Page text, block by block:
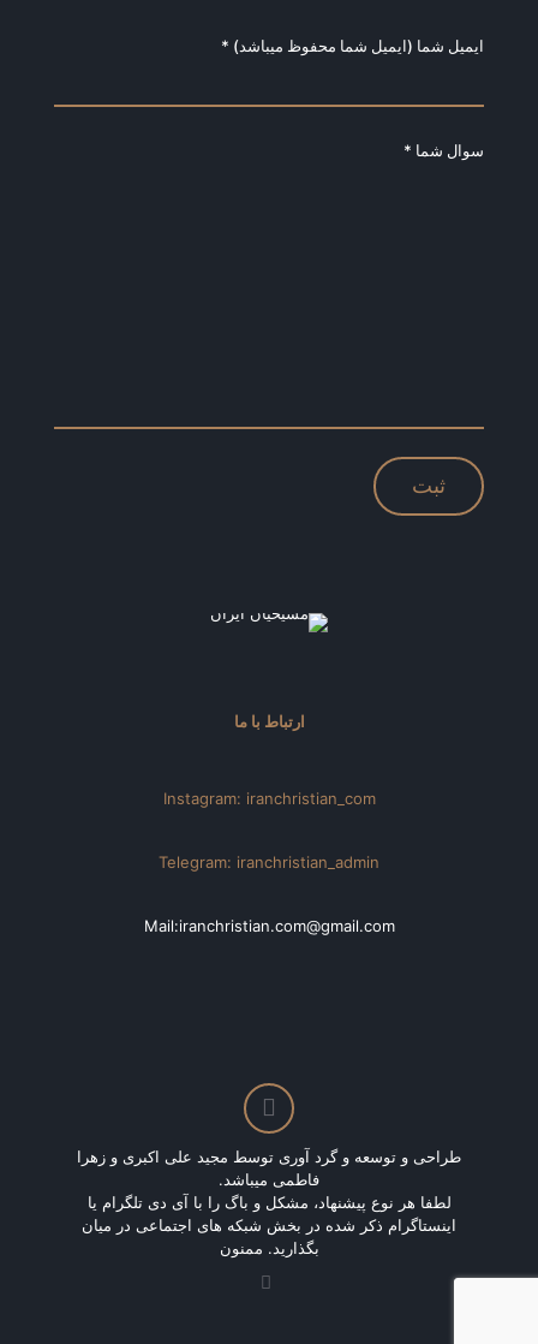
ایمیل شما (ایمیل شما محفوظ میباشد) *
سوال شما *
ارتباط با ما
Instagram: iranchristian_com
Telegram: iranchristian_admin
Mail:iranchristian.com@gmail.com
طراحی و توسعه و گرد آوری توسط مجید علی اکبری و زهرا
فاطمی میباشد.
لطفا هر نوع پیشنهاد، مشکل و باگ را با آی دی تلگرام یا
اینستاگرام ذکر شده در بخش شبکه های اجتماعی در میان
بگذارید. ممنون